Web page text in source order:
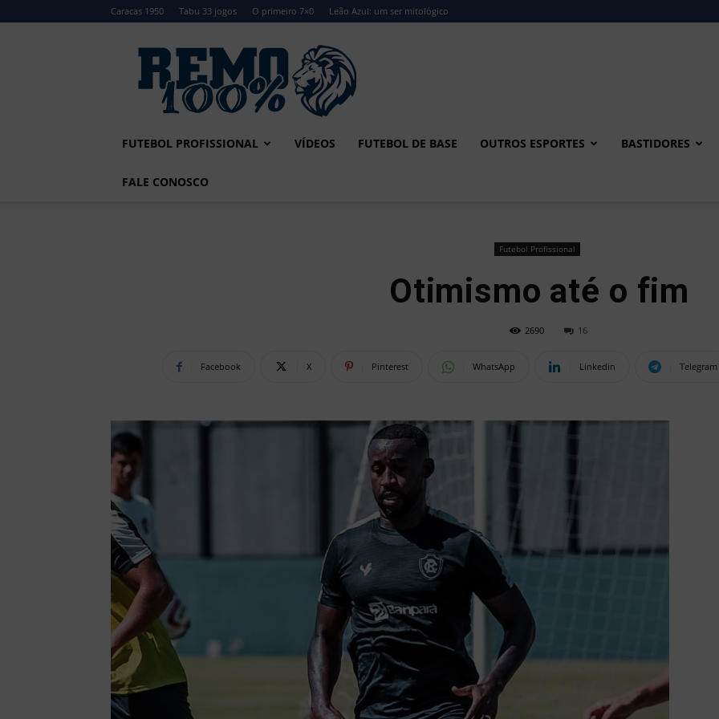
Caracas 1950 Tabu 33 jogos O primeiro 7×0 Leão Azul: um ser mitológico
Remo
FUTEBOL PROFISSIONAL VÍDEOS FUTEBOL DE BASE OUTROS ESPORTES BASTIDORES
FALE CONOSCO
Futebol Profissional
Otimismo até o fim
2690 16
Facebook X Pinterest WhatsApp Linkedin Telegram